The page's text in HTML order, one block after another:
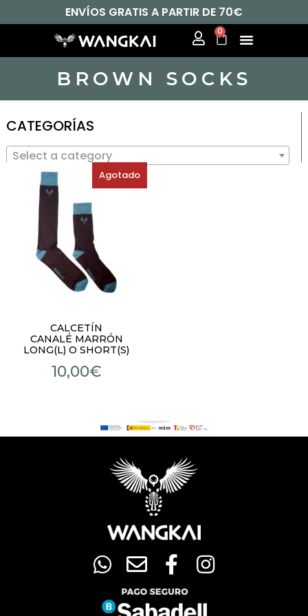
ENVÍOS GRATIS A PARTIR DE 70€
0
BROWN SOCKS
CATEGORÍAS
Select a category
Agotado
CALCETÍN
CANALÉ MARRÓN
LONG(L) O SHORT(S)
10,00€